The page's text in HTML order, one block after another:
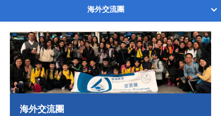
其他服務
專家團隊
專業顧問
合作伙伴
鑄博會員
新聞資訊
海外升學
兒童發展
海外交流團
其他服務
海外交流團
海外交流團
海外交流團